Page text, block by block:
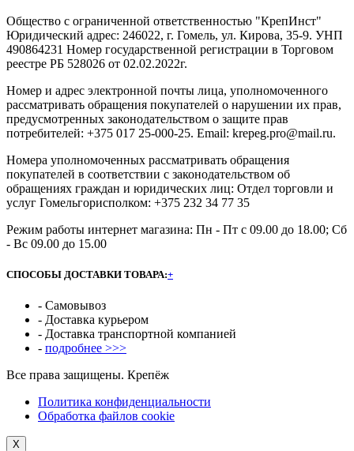
Общество с ограниченной ответственностью "КрепИнст"
Юридический адрес: 246022, г. Гомель, ул. Кирова, 35-9. УНП
490864231 Номер государственной регистрации в Торговом
реестре РБ 528026 от 02.02.2022г.
Номер и адрес электронной почты лица, уполномоченного
рассматривать обращения покупателей о нарушении их прав,
предусмотренных законодательством о защите прав
потребителей: +375 017 25-000-25. Email: krepeg.pro@mail.ru.
Номера уполномоченных рассматривать обращения
покупателей в соответствии с законодательством об
обращениях граждан и юридических лиц: Отдел торговли и
услуг Гомельгорисполком: +375 232 34 77 35
Режим работы интернет магазина: Пн - Пт с 09.00 до 18.00; Сб
- Вс 09.00 до 15.00
СПОСОБЫ ДОСТАВКИ ТОВАРА:+
- Самовывоз
- Доставка курьером
- Доставка транспортной компанией
- подробнее >>>
Все права защищены. Крепёж
Политика конфиденциальности
Обработка файлов cookie
Х